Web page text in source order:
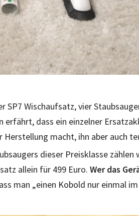
Wischaufsatz, vier
dass ein einzelner
macht, ihn aber auch
dieser Preisklasse
allein für 499 Euro. Wer das
man „einen Kobold nur einmal